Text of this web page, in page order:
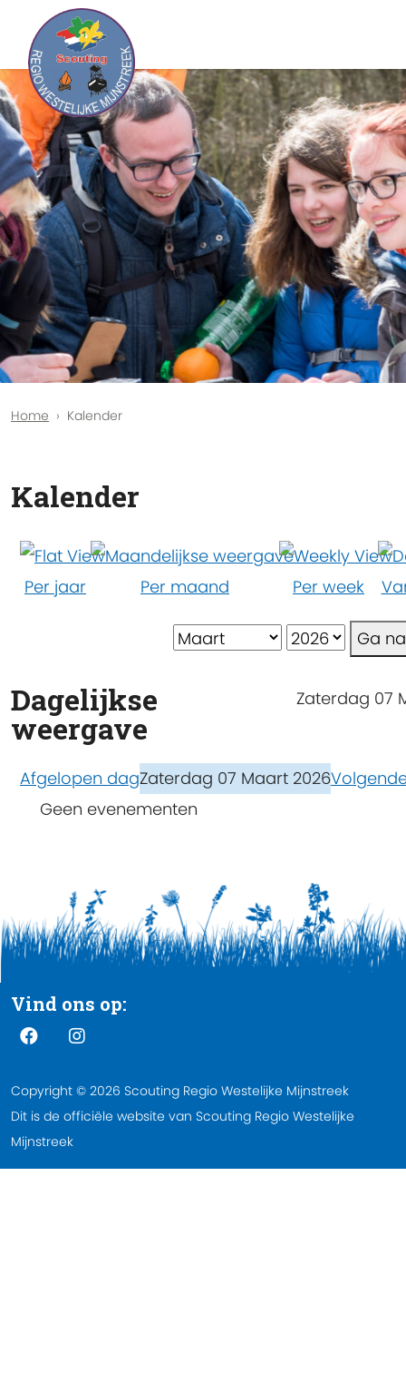
Home Kalender
Kalender
Per jaar Per maand Per week
Ga
Dagelijkse
weergave
Zaterdag 07
Afgelopen dagZaterdag 07 Maart 2026
Geen evenementen
Vind ons op:
Copyright © 2026 Scouting Regio Westelijke Mijnstreek
Dit is de officiële website van Scouting Regio Westelijke
Mijnstreek